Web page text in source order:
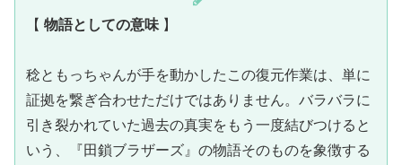
【 物語としての意味 】
稔ともっちゃんが手を動かしたこの復元作業は、単に
証拠を繋ぎ合わせただけではありません。バラバラに
引き裂かれていた過去の真実をもう一度結びつけると
いう、『田鎖ブラザーズ』の物語そのものを象徴する